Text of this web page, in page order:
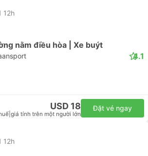
12h
nằm điều hòa | Xe buýt
4.1
USD 18
giá tính trên một người lớn
Đặt vé ngay
12h